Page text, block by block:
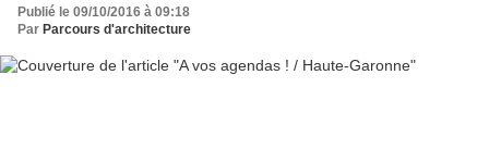
Publié le 09/10/2016 à 09:18
Par Parcours d'architecture